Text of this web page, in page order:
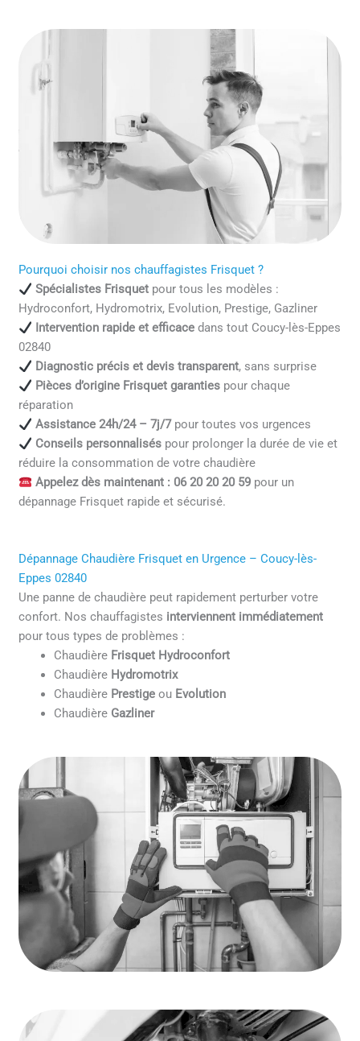
Pourquoi choisir nos chauffagistes Frisquet ?
Spécialistes Frisquetpour tous les modèles :
Hydroconfort, Hydromotrix, Evolution, Prestige, Gazliner
Intervention rapide et efficacedans tout Coucy-lès-Eppes
02840
Diagnostic précis et devis transparent, sans surprise
Pièces d’origine Frisquet garantiespour chaque
réparation
Assistance 24h/24 – 7j/7pour toutes vos urgences
Conseils personnaliséspour prolonger la durée de vie et
réduire la consommation de votre chaudière
Appelez dès maintenant : 06 20 20 20 59pour un
dépannage Frisquet rapide et sécurisé.
Dépannage Chaudière Frisquet en Urgence – Coucy-lès-
Eppes 02840
Une panne de chaudière peut rapidement perturber votre
confort. Nos chauffagistes interviennent immédiatement
pour tous types de problèmes :
Chaudière Frisquet Hydroconfort
Chaudière Hydromotrix
Chaudière Prestige ou Evolution
Chaudière Gazliner